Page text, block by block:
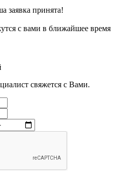
заявка принята!
с вами в ближайшее время
свяжется с Вами.